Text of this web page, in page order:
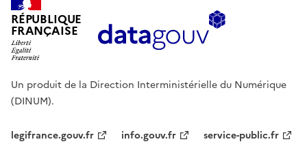
RÉPUBLIQUE
FRANÇAISE
Un produit de la Direction Interministérielle du Numérique
(DINUM).
legifrance.gouv.fr info.gouv.fr service-public.fr